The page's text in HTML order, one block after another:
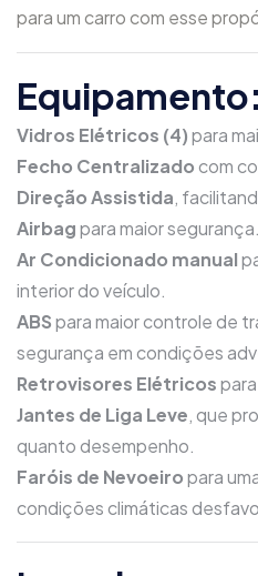
para um carro com esse
Equipamento:
Vidros Elétricos (4)para
Fecho Centralizadocom
Direção Assistida,
Airbagpara maior segurança.
Ar Condicionado manual
interior do veículo.
ABSpara maior controle de
segurança em condições
Retrovisores Elétricos
Jantes de Liga Leve, que
quanto desempenho.
Faróis de Nevoeiropara
condições climáticas